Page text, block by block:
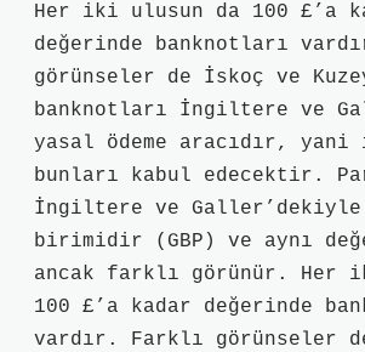
Her iki ulusun da 100 £’a
değerinde banknotları
görünseler de İskoç ve
banknotları İngiltere ve
yasal ödeme aracıdır,
bunları kabul edecektir.
İngiltere ve Galler’dekiyle
birimidir (GBP) ve aynı
ancak farklı görünür. Her
100 £’a kadar değerinde
vardır. Farklı görünseler